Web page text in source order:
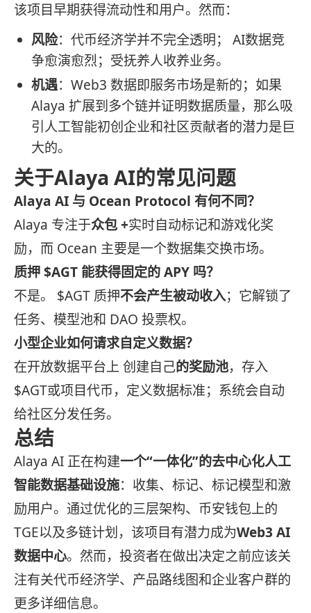
该项目早期获得流动性和用户。然而：
风险：代币经济学并不完全透明； AI数据竞
争愈演愈烈；受抚养人收养业务。
机遇：Web3 数据即服务市场是新的；如果
Alaya 扩展到多个链并证明数据质量，那么吸
引人工智能初创企业和社区贡献者的潜力是巨
大的。
关于Alaya AI的常见问题
Alaya AI 与 Ocean Protocol 有何不同？
Alaya 专注于众包 +实时自动标记和游戏化奖
励，而 Ocean 主要是一个数据集交换市场。
质押 $AGT 能获得固定的 APY 吗？
不是。 $AGT 质押不会产生被动收入；它解锁了
任务、模型池和 DAO 投票权。
小型企业如何请求自定义数据？
在开放数据平台上 创建自己的奖励池，存入
$AGT或项目代币，定义数据标准；系统会自动
给社区分发任务。
总结
Alaya AI 正在构建一个“一体化”的去中心化人工
智能数据基础设施：收集、标记、标记模型和激
励用户。通过优化的三层架构、币安钱包上的
TGE以及多链计划，该项目有潜力成为Web3 AI
数据中心。然而，投资者在做出决定之前应该关
注有关代币经济学、产品路线图和企业客户群的
更多详细信息。